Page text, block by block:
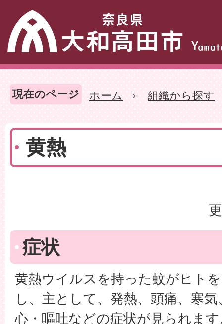
現在のページ ホーム 組織から探す
黄熱
症状
黄熱ウイルスを持った蚊がヒト
し、主として、発熱、頭痛、寒
心・嘔吐などの症状が見られま